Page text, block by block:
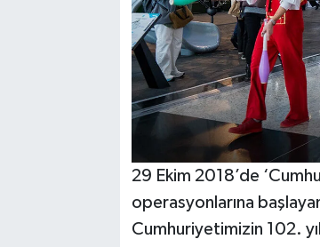
29 Ekim 2018’de
operasyonlarına
Cumhuriyetimizin 102.